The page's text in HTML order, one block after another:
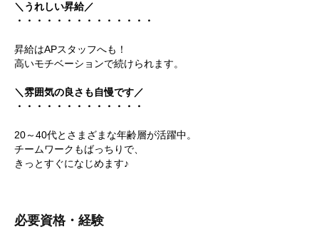
＼うれしい昇給／
・・・・・・・・・・・・・・
昇給はAPスタッフへも！
高いモチベーションで続けられます。
＼雰囲気の良さも自慢です／
・・・・・・・・・・・・・
20～40代とさまざまな年齢層が活躍中。
チームワークもばっちりで、
きっとすぐになじめます♪
必要資格・経験